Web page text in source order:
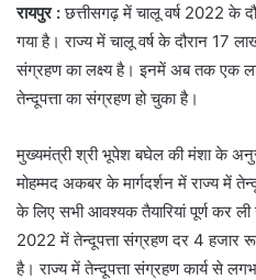
रायपुर :छत्तीसगढ़ में चालू वर्ष 2022 के
गया है। राज्य में चालू वर्ष के दौरान 17
संग्रहण का लक्ष्य है। इनमें अब तक एक
तेन्दूपत्ता का संग्रहण हो चुका है।
मुख्यमंत्री श्री भूपेश बघेल की मंशा के
मोहम्मद अकबर के मार्गदर्शन में राज्य में
के लिए सभी आवश्यक तैयारियां पूर्ण कर
2022 में तेन्दूपत्ता संग्रहण दर 4 हजार
है। राज्य में तेन्दूपत्ता संग्रहण कार्य से